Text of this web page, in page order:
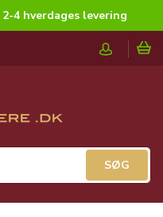
2-4 hverdages levering